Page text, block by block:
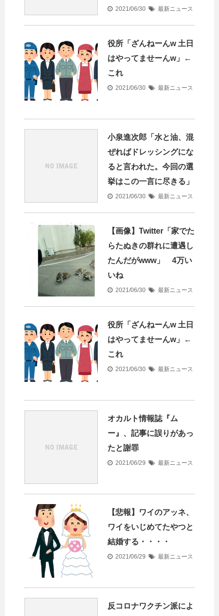
2021/06/30 最新ニュース
役所「ざんねーんw 土日
はやってませーんw」←
これ
2021/06/30 最新ニュース
小泉進次郎「水と油、混
ぜればドレッシングにな
ると言われた。今回の選
挙はこの一言に尽きる」
2021/06/30 最新ニュース
【画像】Twitter「家でた
らたぬきの群れに遭遇し
たんだがwww」 4万い
いね
2021/06/30 最新ニュース
役所「ざんねーんw 土日
はやってませーんw」←
これ
2021/06/30 最新ニュース
オカルト情報誌『ム
ー』、記事に誤りがあっ
たと謝罪
2021/06/29 最新ニュース
【悲報】ワイのアッネ、
ワイをいじめてたやつと
結婚する・・・・
2021/06/29 最新ニュース
反コロナワクチン派によ